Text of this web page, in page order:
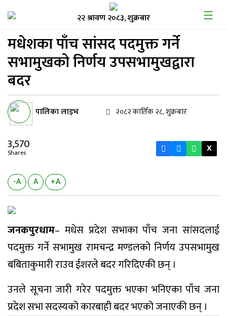
२२ श्रावण २०८३, शुक्रबार
मधेशका पाँच सांसद पदमुक्तगर्ने
सभामुखको निर्णय उपसभामुखद्वारा
बदर
पालिका लाइभ २०८२ कार्तिक २८, शुक्रबार
3,570
Shares X
-A A +A
जनकपुरधाम– मधेस प्रदेश सभाका पाँच जना सांसदलाई
पदमुक्त गर्ने सभामुख रामचन्द्र मण्डलको निर्णय उपसभामुख
बबिताकुमारी राउव ईशरले बदर गरिदिएकी छन् ।
उनले सूचना जारी गरेर पदमुक्त भएका भनिएका पाँच जना
प्रदेश सभा सदस्यको कारबाही बदर भएको जनाएकी छन् ।